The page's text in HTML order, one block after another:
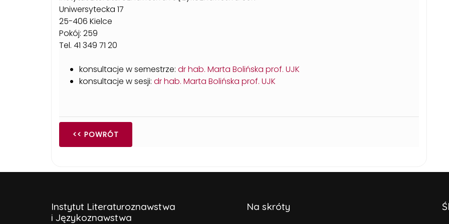
Uniwersytecka 17
25-406 Kielce
Pokój: 259
Tel. 41 349 71 20
konsultacje w semestrze: dr hab. Marta Bolińska prof. UJK
konsultacje w sesji: dr hab. Marta Bolińska prof. UJK
<< POWRÓT
Instytut Literaturoznawstwa
i Językoznawstwa
Na skróty